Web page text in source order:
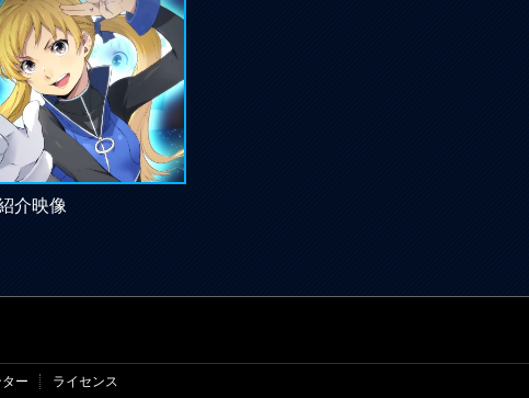
介映像
ー ライセンス